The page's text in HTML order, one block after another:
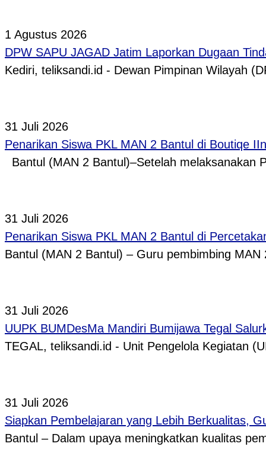
1 Agustus 2026
DPW SAPU JAGAD Jatim Laporkan Dugaan
Kediri, teliksandi.id - Dewan Pimpinan Wilayah
31 Juli 2026
Penarikan Siswa PKL MAN 2 Bantul di Boutiqe
Bantul (MAN 2 Bantul)–Setelah melaksanakan
31 Juli 2026
Penarikan Siswa PKL MAN 2 Bantul di
Bantul (MAN 2 Bantul) – Guru pembimbing
31 Juli 2026
UUPK BUMDesMa Mandiri Bumijawa Tegal
TEGAL, teliksandi.id - Unit Pengelola Kegiatan
31 Juli 2026
Siapkan Pembelajaran yang Lebih Berkualitas,
Bantul – Dalam upaya meningkatkan kualitas